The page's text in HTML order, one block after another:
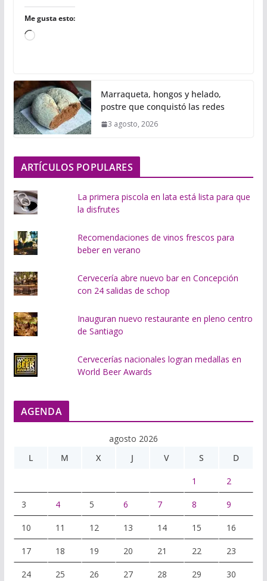
Me gusta esto:
C
g
a
n
d
.
.
Marraqueta, hongos y helado,
postre que conquistó las redes
3 agosto, 2026
ARTÍCULOS POPULARES
La primera piscola en lata está lista para que
la disfrutes
Recomendaciones de vinos frescos para
beber en verano
Cervecería abre nuevo bar en Concepción
con 24 salidas de schop
Inauguran nuevo restaurante en pleno centro
de Santiago
Cervecerías nacionales logran medallas en
World Beer Awards
AGENDA
agosto 2026
L
M X J V S D
1 2
3 4 5 6 7 8 9
10 11 12 13 14 15 16
17 18 19 20 21 22 23
24 25 26 27 28 29 30